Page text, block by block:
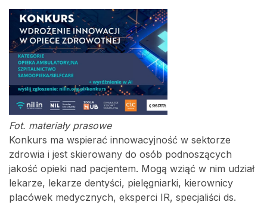
Fot. materiały prasowe
Konkurs ma wspierać innowacyjność w sektorze
zdrowia i jest skierowany do osób podnoszących
jakość opieki nad pacjentem. Mogą wziąć w nim udział
lekarze, lekarze dentyści, pielęgniarki, kierownicy
placówek medycznych, eksperci IR, specjaliści ds.